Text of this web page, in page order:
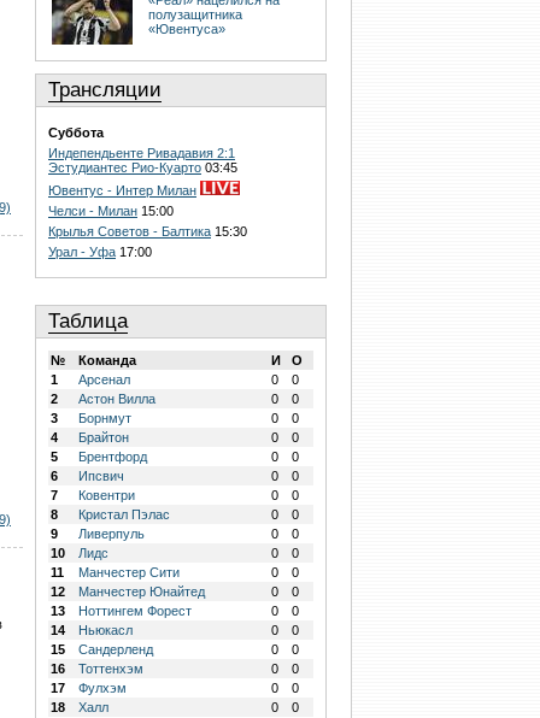
полузащитника
«Ювентуса»
Трансляции
Суббота
Индепендьенте Ривадавия 2:1
Эстудиантес Рио-Куарто 03:45
Ювентус - Интер Милан
Челси - Милан 15:00
Крылья Советов - Балтика 15:30
Урал - Уфа 17:00
Таблица
№ Команда И
О
1
Арсенал 0
0
2
Астон Вилла 0
0
3
Борнмут 0
0
4
Брайтон 0
0
5
Брентфорд 0
0
6
Ипсвич 0
0
7
Ковентри 0
0
8
Кристал Пэлас 0
0
9
Ливерпуль 0
0
10
Лидс 0
0
11
Манчестер Сити 0
0
12
Манчестер Юнайтед 0
0
13
Ноттингем Форест 0
0
14
Ньюкасл 0
0
15
Сандерленд 0
0
16
Тоттенхэм 0
0
17
Фулхэм 0
0
18
Халл 0
0